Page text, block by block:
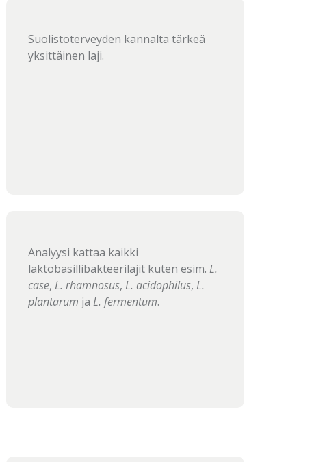
Suolistoterveyden kannalta tärkeä
yksittäinen laji.
Analyysi kattaa kaikki
laktobasillibakteerilajit kuten esim. L.
case, L. rhamnosus, L. acidophilus, L.
plantarum ja L. fermentum.